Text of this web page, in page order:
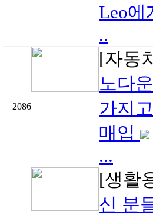
Leo
..
2086
[자동
노다
가지
매입
...
[생활
신 분